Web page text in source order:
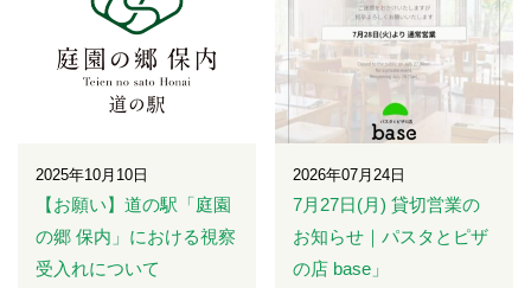
2025年10月10日
【お願い】道の駅「庭園
の郷 保内」における視察
受入れについて
2026年07月24日
7月27日(月) 貸切営業の
お知らせ｜パスタとピザ
の店 base」